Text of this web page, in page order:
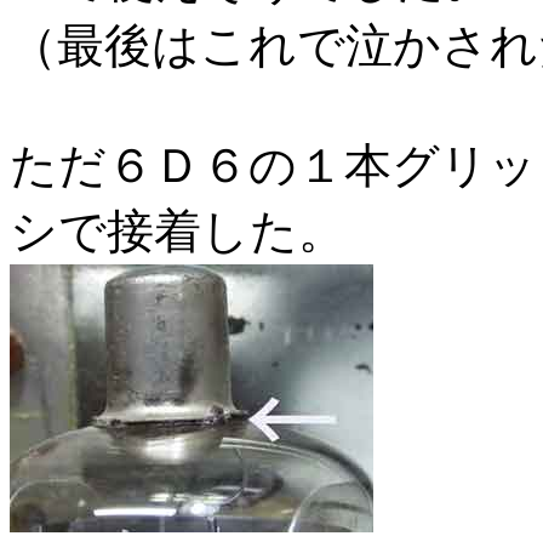
（最後はこれで泣かさ
ただ６Ｄ６の１本グリ
シで接着した。